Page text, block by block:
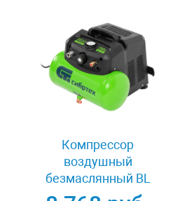
Компрессор
воздушный
безмаслянный BL
1100/6 1100Вт,